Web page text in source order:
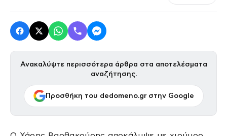
Ανακαλύψτε περισσότερα άρθρα στα αποτελέσματα
αναζήτησης.
Προσθήκη του dedomeno.gr στην Google